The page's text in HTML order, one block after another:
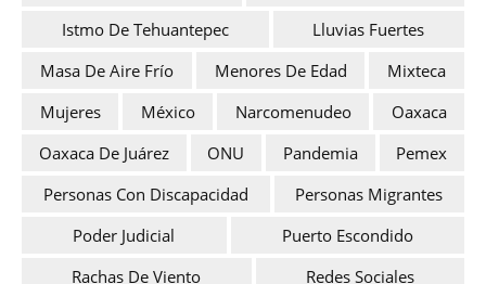
Istmo De Tehuantepec
Lluvias Fuertes
Masa De Aire Frío
Menores De Edad
Mixteca
Mujeres
México Narcomenudeo
Oaxaca
Oaxaca De Juárez
ONU Pandemia
Pemex
Personas Con Discapacidad
Personas Migrantes
Poder Judicial
Puerto Escondido
Rachas De Viento
Redes Sociales